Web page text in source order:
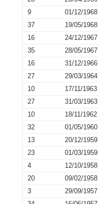
9
01/12/1968
37
19/05/1968
16
24/12/1967
35
28/05/1967
16
31/12/1966
27
29/03/1964
10
17/11/1963
27
31/03/1963
10
18/11/1962
32
01/05/1960
13
20/12/1959
23
01/03/1959
4
12/10/1958
20
09/02/1958
3
29/09/1957